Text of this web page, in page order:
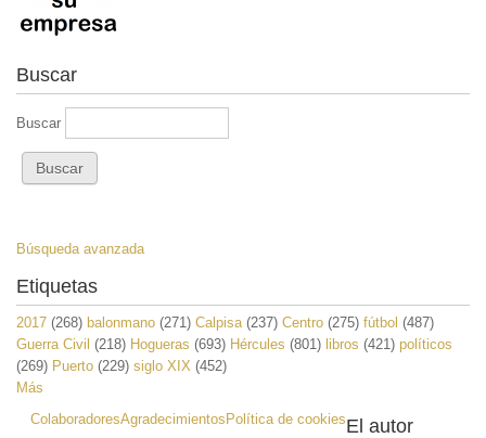
Buscar
Buscar
Búsqueda avanzada
Etiquetas
2017 (268) balonmano (271) Calpisa(237) Centro (275) fútbol (487)
Guerra Civil (218) Hogueras (693) Hércules (801) libros (421) políticos
(269) Puerto (229) siglo XIX (452)
Más
ColaboradoresAgradecimientosPolítica de cookiesEl autor